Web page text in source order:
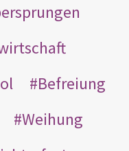
Befreiung
Weihung